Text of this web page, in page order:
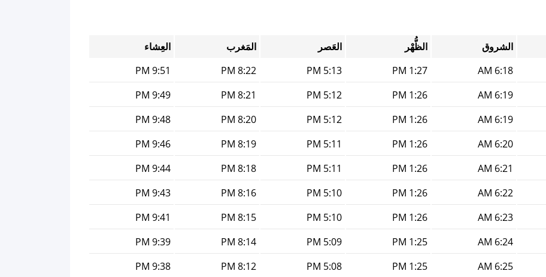
الشروق الظُّهْر العَصر المَغرب
العِشاء
6:18 AM
1:27 PM
5:13 PM
8:22 PM
9:51 PM
6:19 AM
1:26 PM
5:12 PM
8:21 PM
9:49 PM
6:19 AM
1:26 PM
5:12 PM
8:20 PM
9:48 PM
6:20 AM
1:26 PM
5:11 PM
8:19 PM
9:46 PM
6:21 AM
1:26 PM
5:11 PM
8:18 PM
9:44 PM
6:22 AM
1:26 PM
5:10 PM
8:16 PM
9:43 PM
6:23 AM
1:26 PM
5:10 PM
8:15 PM
9:41 PM
6:24 AM
1:25 PM
5:09 PM
8:14 PM
9:39 PM
6:25 AM
1:25 PM
5:08 PM
8:12 PM
9:38 PM